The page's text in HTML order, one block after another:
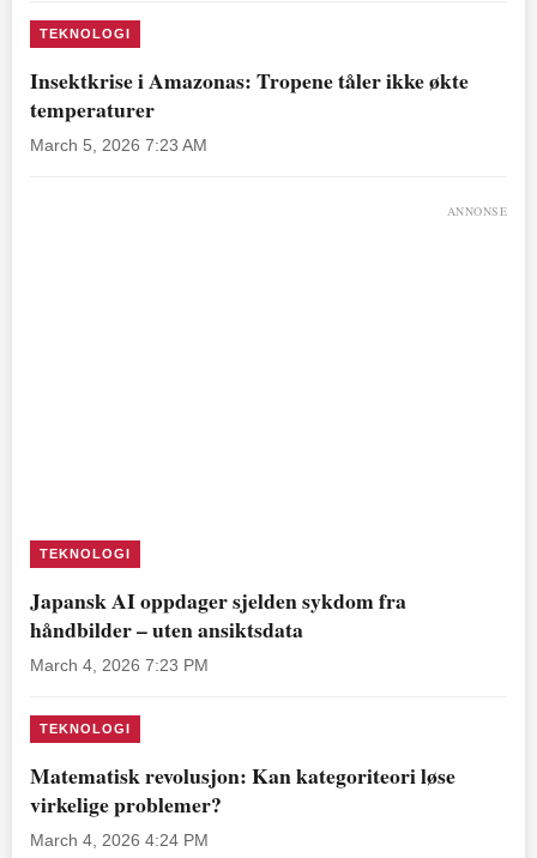
TEKNOLOGI
Insektkrise i Amazonas: Tropene tåler ikke økte
temperaturer
March 5, 2026 7:23 AM
ANNONSE
TEKNOLOGI
Japansk AI oppdager sjelden sykdom fra
håndbilder – uten ansiktsdata
March 4, 2026 7:23 PM
TEKNOLOGI
Matematisk revolusjon: Kan kategoriteori løse
virkelige problemer?
March 4, 2026 4:24 PM